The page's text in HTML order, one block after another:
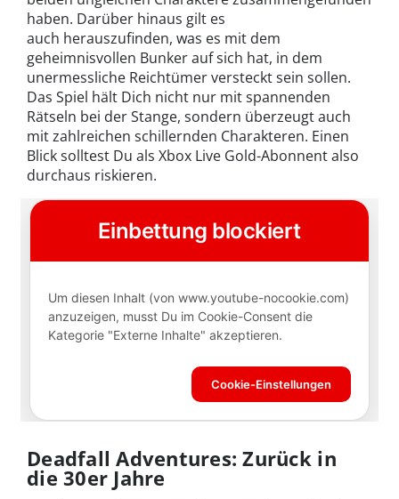
haben. Darüber hinaus gilt es
auch herauszufinden, was es mit dem
geheimnisvollen Bunker auf sich hat, in dem
unermessliche Reichtümer versteckt sein sollen.
Das Spiel hält Dich nicht nur mit spannenden
Rätseln bei der Stange, sondern überzeugt auch
mit zahlreichen schillernden Charakteren. Einen
Blick solltest Du als Xbox Live Gold-Abonnent also
durchaus riskieren.
Deadfall Adventures: Zurück in
die 30er Jahre